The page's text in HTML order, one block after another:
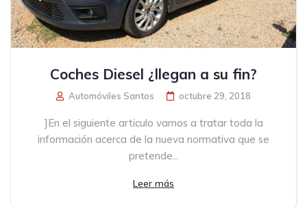
Coches Diesel ¿llegan a su fin?
Automóviles Santos octubre 29, 2018
]En el siguiente articulo vamos a tratar toda la
información acerca de la nueva normativa que se
pretende...
Leer más